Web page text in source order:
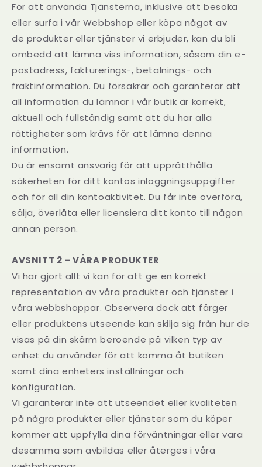
För att använda Tjänsterna, inklusive att besöka
eller surfa i vår Webbshop eller köpa något av
de produkter eller tjänster vi erbjuder, kan du bli
ombedd att lämna viss information, såsom din e-
postadress, fakturerings-, betalnings- och
fraktinformation. Du försäkrar och garanterar att
all information du lämnar i vår butik är korrekt,
aktuell och fullständig samt att du har alla
rättigheter som krävs för att lämna denna
information.
Du är ensamt ansvarig för att upprätthålla
säkerheten för ditt kontos inloggningsuppgifter
och för all din kontoaktivitet. Du får inte överföra,
sälja, överlåta eller licensiera ditt konto till någon
annan person.
AVSNITT 2 – VÅRA PRODUKTER
Vi har gjort allt vi kan för att ge en korrekt
representation av våra produkter och tjänster i
våra webbshoppar. Observera dock att färger
eller produktens utseende kan skilja sig från hur de
visas på din skärm beroende på vilken typ av
enhet du använder för att komma åt butiken
samt dina enheters inställningar och
konfiguration.
Vi garanterar inte att utseendet eller kvaliteten
på några produkter eller tjänster som du köper
kommer att uppfylla dina förväntningar eller vara
desamma som avbildas eller återges i våra